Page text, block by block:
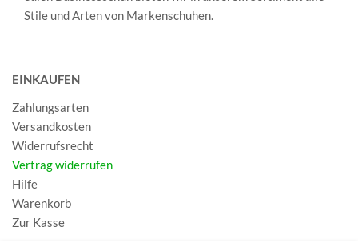
Stile und Arten von Markenschuhen.
EINKAUFEN
Zahlungsarten
Versandkosten
Widerrufsrecht
Vertrag widerrufen
Hilfe
Warenkorb
Zur Kasse